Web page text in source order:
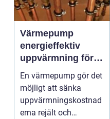
Värmepump
energieffektiv
uppvärmning för
moderna hem
En värmepump gör det
möjligt att sänka
uppvärmningskostnad
erna rejält och